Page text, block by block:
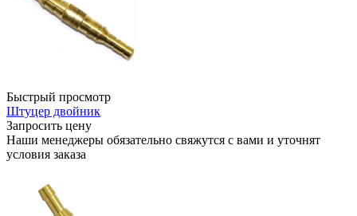
Быстрый просмотр
Штуцер двойник
Запросить цену
Наши менеджеры обязательно свяжутся с вами и уточнят
условия заказа